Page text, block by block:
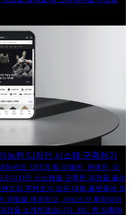
능한 디자인 시스템 구축하기
하세요. UI/UX 팀 이혜빈, 윤예진, 이
디자인 시스템을 구축한 과정을 풀어
드와 콘텐츠가 많은 대형 플랫폼에 정
경험을 제공하고, 서비스가 확장되어
정을 소개하겠습니다. #01. 현 상황에